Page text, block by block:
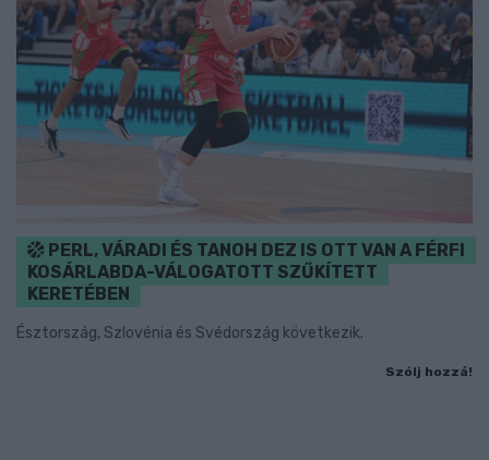
PERL, VÁRADI ÉS TANOH DEZ IS OTT VAN A FÉRFI
KOSÁRLABDA-VÁLOGATOTT SZŰKÍTETT
KERETÉBEN
Észtország, Szlovénia és Svédország következik.
Szólj hozzá!